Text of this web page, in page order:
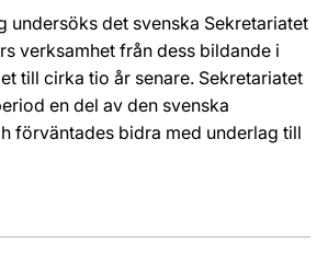
undersöks det svenska Sekretariatet
verksamhet från dess bildande i
till cirka tio år senare. Sekretariatet
en del av den svenska
förväntades bidra med underlag till